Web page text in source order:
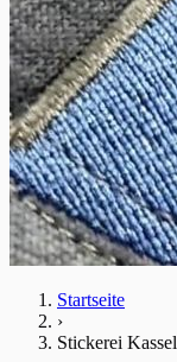
Startseite
›
Stickerei Kassel